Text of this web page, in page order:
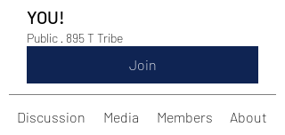
YOU!
Public · 895 T Tribe
Join
Discussion Media Members About